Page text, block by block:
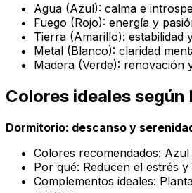
Agua (Azul): calma e
Fuego (Rojo): energía y
Tierra (Amarillo): estabilidad
Metal (Blanco): claridad
Madera (Verde): renovación
Colores ideales según
Dormitorio: descanso y
Colores recomendados:
Por qué: Reducen el estrés
Complementos ideales: